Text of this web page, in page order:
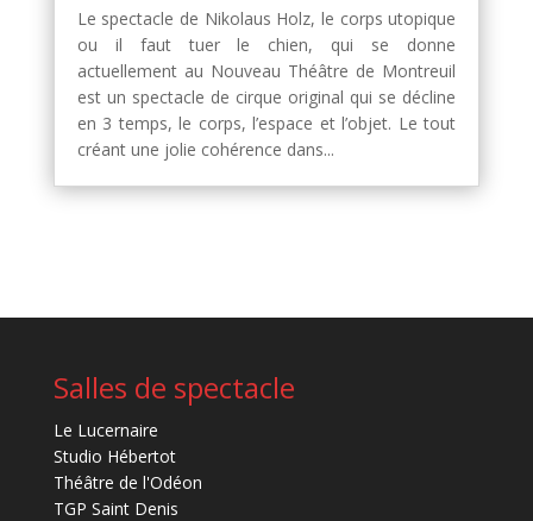
Le spectacle de Nikolaus Holz, le corps utopique
ou il faut tuer le chien, qui se donne
actuellement au Nouveau Théâtre de Montreuil
est un spectacle de cirque original qui se décline
en 3 temps, le corps, l’espace et l’objet. Le tout
créant une jolie cohérence dans...
Salles de spectacle
Le Lucernaire
Studio Hébertot
Théâtre de l'Odéon
TGP Saint Denis